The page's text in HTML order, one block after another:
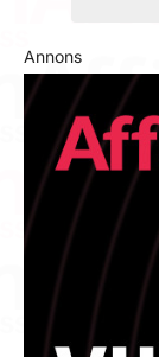
Annons